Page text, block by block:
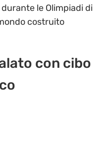
le Olimpiadi di
costruito
con cibo